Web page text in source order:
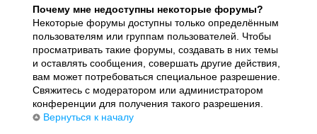
Почему мне недоступны некоторые форумы?
Некоторые форумы доступны только определённым
пользователям или группам пользователей. Чтобы
просматривать такие форумы, создавать в них темы
и оставлять сообщения, совершать другие действия,
вам может потребоваться специальное разрешение.
Свяжитесь с модератором или администратором
конференции для получения такого разрешения.
Вернуться к началу